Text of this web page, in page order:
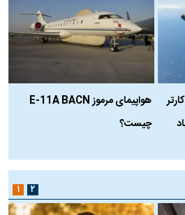
هواپیمای مرموز E-11A BACN
چیست؟
۱ ۲